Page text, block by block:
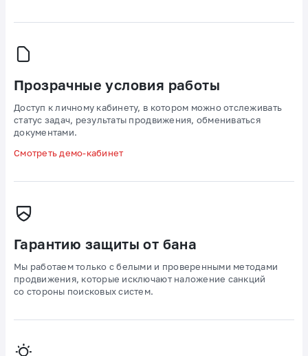
Прозрачные условия работы
Доступ к личному кабинету, в котором можно отслеживать
статус задач, результаты продвижения, обмениваться
документами.
Смотреть демо-кабинет
Гарантию защиты от бана
Мы работаем только с белыми и проверенными методами
продвижения, которые исключают наложение санкций
со стороны поисковых систем.